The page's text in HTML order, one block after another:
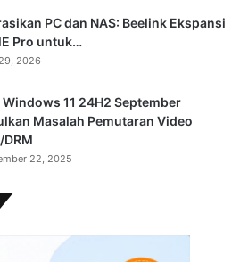
PC dan NAS: Beelink Ekspansi
Pro untuk…
2026
Windows 11 24H2 September
Masalah Pemutaran Video
DRM
22, 2025